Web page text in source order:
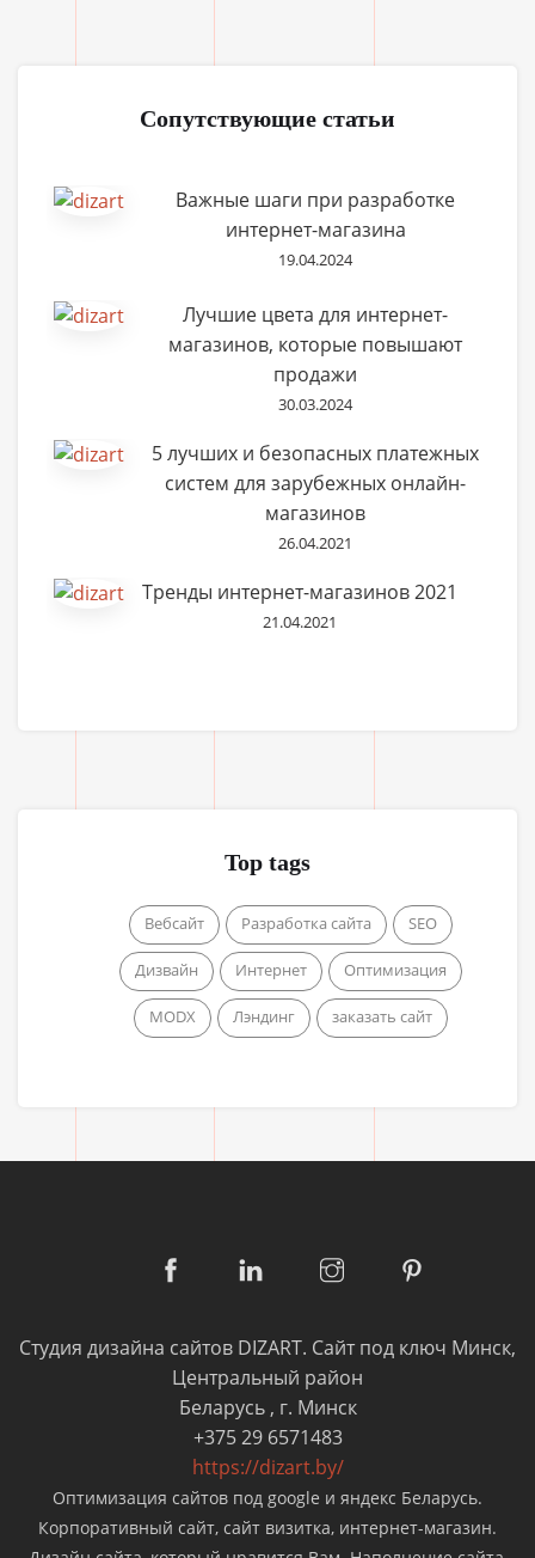
Сопутствующие статьи
Важные шаги при разработке
интернет-магазина
19.04.2024
Лучшие цвета для интернет-
магазинов, которые повышают
продажи
30.03.2024
5 лучших и безопасных платежных
систем для зарубежных онлайн-
магазинов
26.04.2021
Тренды интернет-магазинов 2021
21.04.2021
Top tags
Вебсайт Разработка сайта SEO
Дизвайн Интернет Оптимизация
MODX Лэндинг заказать сайт
Студия дизайна сайтов DIZART. Cайт под ключ Минск,
Центральный район
Беларусь , г. Минск
+375 29 6571483
https://dizart.by/
Оптимизация сайтов под google и яндекс Беларусь.
Корпоративный сайт, сайт визитка, интернет-магазин.